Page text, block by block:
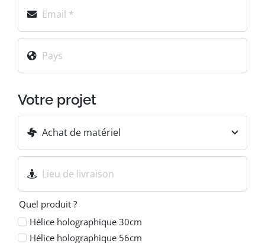
Votre projet
Quel produit ?
Hélice holographique 30cm
Hélice holographique 56cm